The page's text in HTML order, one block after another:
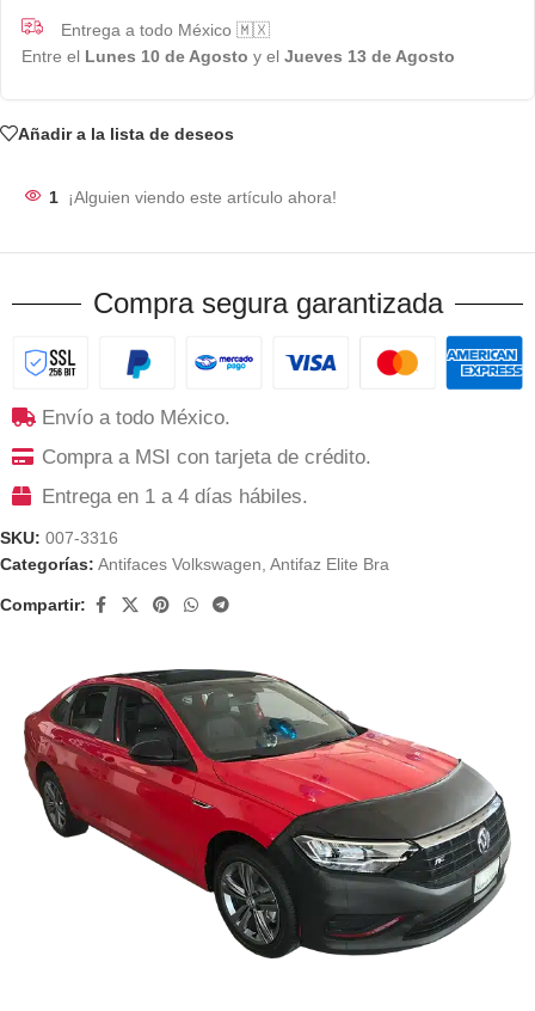
Entrega a todo México 🇲🇽
Entre el Lunes 10 de Agosto y el Jueves 13 de Agosto
Añadir a la lista de deseos
1 ¡Alguien viendo este artículo ahora!
Compra segura garantizada
Envío a todo México.
Compra a MSI con tarjeta de crédito.
Entrega en 1 a 4 días hábiles.
SKU: 007-3316
Categorías: Antifaces Volkswagen Antifaz Elite Bra
Compartir: